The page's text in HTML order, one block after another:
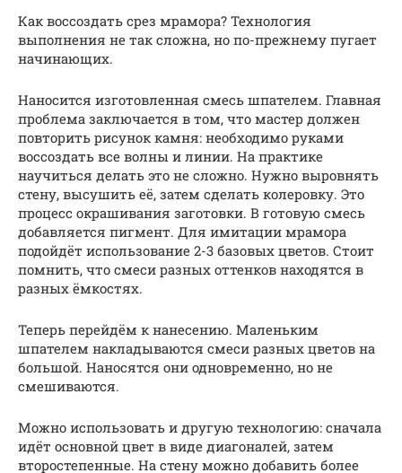
Как воссоздать срез мрамора? Технология
выполнения не так сложна, но по-прежнему пугает
начинающих.
Наносится изготовленная смесь шпателем. Главная
проблема заключается в том, что мастер должен
повторить рисунок камня: необходимо руками
воссоздать все волны и линии. На практике
научиться делать это не сложно. Нужно выровнять
стену, высушить её, затем сделать колеровку. Это
процесс окрашивания заготовки. В готовую смесь
добавляется пигмент. Для имитации мрамора
подойдёт использование 2-3 базовых цветов. Стоит
помнить, что смеси разных оттенков находятся в
разных ёмкостях.
Теперь перейдём к нанесению. Маленьким
шпателем накладываются смеси разных цветов на
большой. Наносятся они одновременно, но не
смешиваются.
Можно использовать и другую технологию: сначала
идёт основной цвет в виде диагоналей, затем
второстепенные. На стену можно добавить более